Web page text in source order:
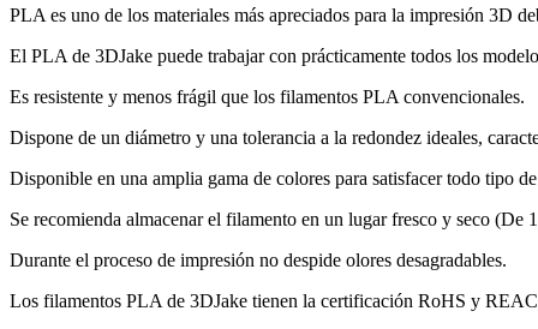
PLA es uno de los materiales más apreciados para la impresión 3D
El PLA de 3DJake puede trabajar con prácticamente todos los
Es resistente y menos frágil que los filamentos PLA convencionales.
Dispone de un diámetro y una tolerancia a la redondez ideales,
Disponible en una amplia gama de colores para satisfacer todo tipo
Se recomienda almacenar el filamento en un lugar fresco y seco (De
Durante el proceso de impresión no despide olores desagradables.
Los filamentos PLA de 3DJake tienen la certificación RoHS y